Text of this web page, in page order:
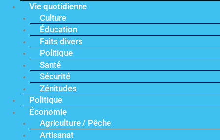
Vie quotidienne
Culture
Éducation
Faits divers
Politique
Santé
Sécurité
Zénitudes
Politique
Économie
Agriculture / Pêche
Artisanat